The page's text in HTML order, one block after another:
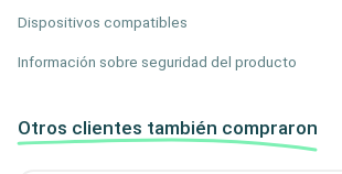
Dispositivos compatibles
Información sobre seguridad del producto
Otros clientes también compraron